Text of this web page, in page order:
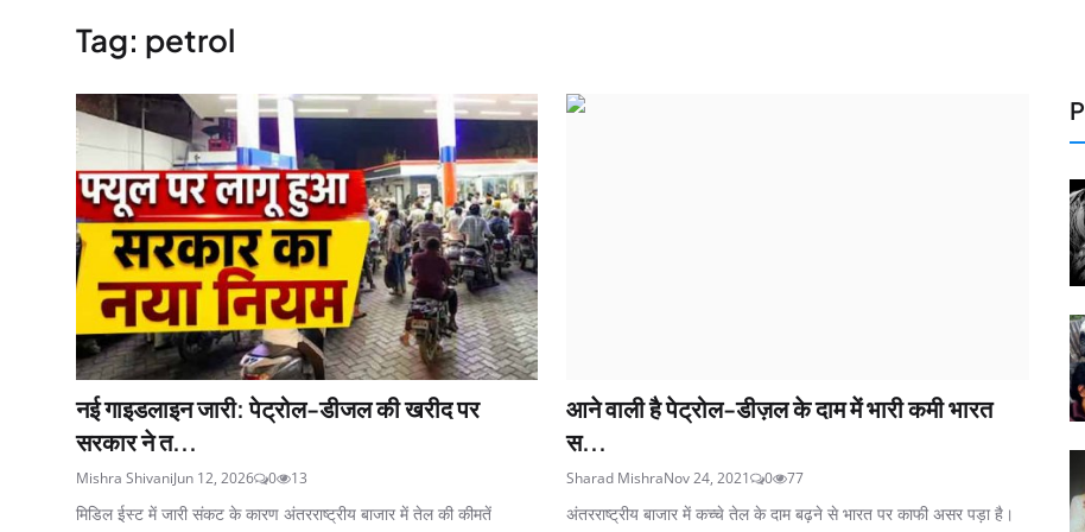
Tag: petrol
नई गाइडलाइन जारी: पेट्रोल-डीजल की खरीद पर
सरकार ने त...
Mishra ShivaniJun 12, 2026 0 13
मिडिल ईस्ट में जारी संकट के कारण अंतरराष्ट्रीय बाजार में तेल की कीमतें
आने वाली है पेट्रोल-डीज़ल के दाम में भारी कमी भारत
स...
Sharad MishraNov 24, 2021 0 77
अंतरराष्ट्रीय बाजार में कच्चे तेल के दाम बढ़ने से भारत पर काफी असर पड़ा है।